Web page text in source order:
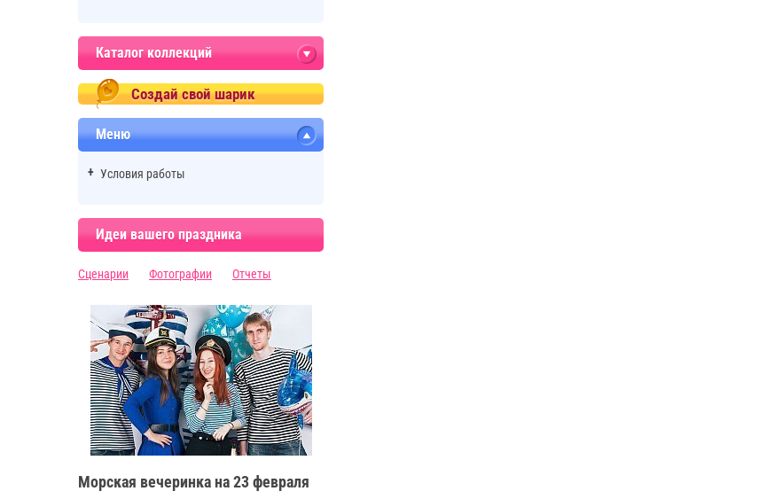
Каталог коллекций
Создай свой шарик
Меню
Условия работы
Идеи вашего праздника
Сценарии Фотографии Отчеты
Морская вечеринка на 23 февраля